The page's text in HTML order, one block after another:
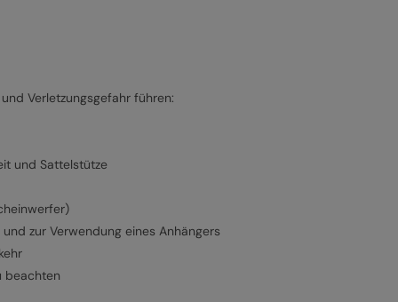
Verletzungsgefahr führen:
und Sattelstütze
zur Verwendung eines Anhängers
beachten